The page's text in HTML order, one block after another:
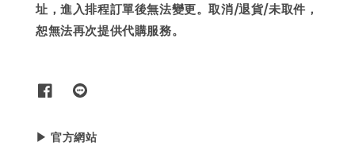
址，進入排程訂單後無法變更。取消/退貨/未取件，
恕無法再次提供代購服務。
▶ 官方網站